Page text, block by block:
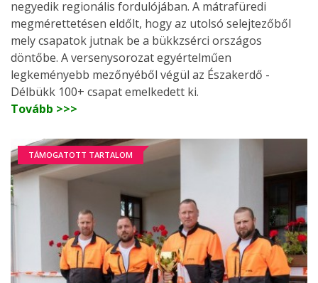
negyedik regionális fordulójában. A mátrafüredi
megmérettetésen eldőlt, hogy az utolsó selejtezőből
mely csapatok jutnak be a bükkzsérci országos
döntőbe. A versenysorozat egyértelműen
legkeményebb mezőnyéből végül az Északerdő -
Délbükk 100+ csapat emelkedett ki.
Tovább >>>
TÁMOGATOTT TARTALOM